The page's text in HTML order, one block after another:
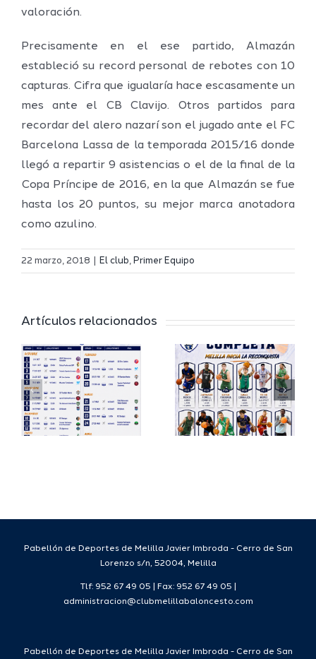
valoración.
Precisamente en el ese partido, Almazán
estableció su record personal de rebotes con 10
capturas. Cifra que igualaría hace escasamente un
mes ante el CB Clavijo. Otros partidos para
recordar del alero nazarí son el jugado ante el FC
Barcelona Lassa de la temporada 2015/16 donde
llegó a repartir 9 asistencias o el de la final de la
Copa Príncipe de 2016, en la que Almazán se fue
hasta los 20 puntos, su mejor marca anotadora
como azulino.
22 marzo, 2018 El club, Primer Equipo
Artículos relacionados
El Melilla
del
Deporte
completa
su
proyecto
FEB y la
Copa
España
FEB para
2026/27
Pabellón de Deportes de Melilla Javier Imbroda - Cerro de San
Lorenzo s/n, 52004, Melilla
Tlf: 952 67 49 05 | Fax: 952 67 49 05 |
administracion@clubmelillabaloncesto.com
Pabellón de Deportes de Melilla Javier Imbroda - Cerro de San